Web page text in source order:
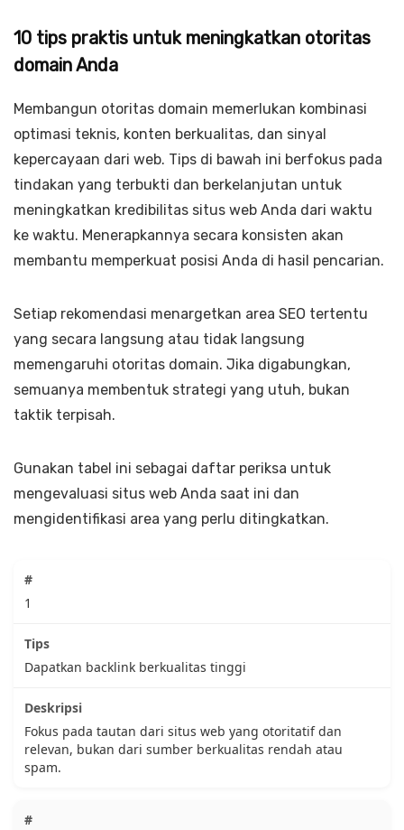
10 tips praktis untuk meningkatkan otoritas
domain Anda
Membangun otoritas domain memerlukan kombinasi
optimasi teknis, konten berkualitas, dan sinyal
kepercayaan dari web. Tips di bawah ini berfokus pada
tindakan yang terbukti dan berkelanjutan untuk
meningkatkan kredibilitas situs web Anda dari waktu
ke waktu. Menerapkannya secara konsisten akan
membantu memperkuat posisi Anda di hasil pencarian.
Setiap rekomendasi menargetkan area SEO tertentu
yang secara langsung atau tidak langsung
memengaruhi otoritas domain. Jika digabungkan,
semuanya membentuk strategi yang utuh, bukan
taktik terpisah.
Gunakan tabel ini sebagai daftar periksa untuk
mengevaluasi situs web Anda saat ini dan
mengidentifikasi area yang perlu ditingkatkan.
1
Dapatkan backlink berkualitas tinggi
Fokus pada tautan dari situs web yang otoritatif dan
relevan, bukan dari sumber berkualitas rendah atau
spam.